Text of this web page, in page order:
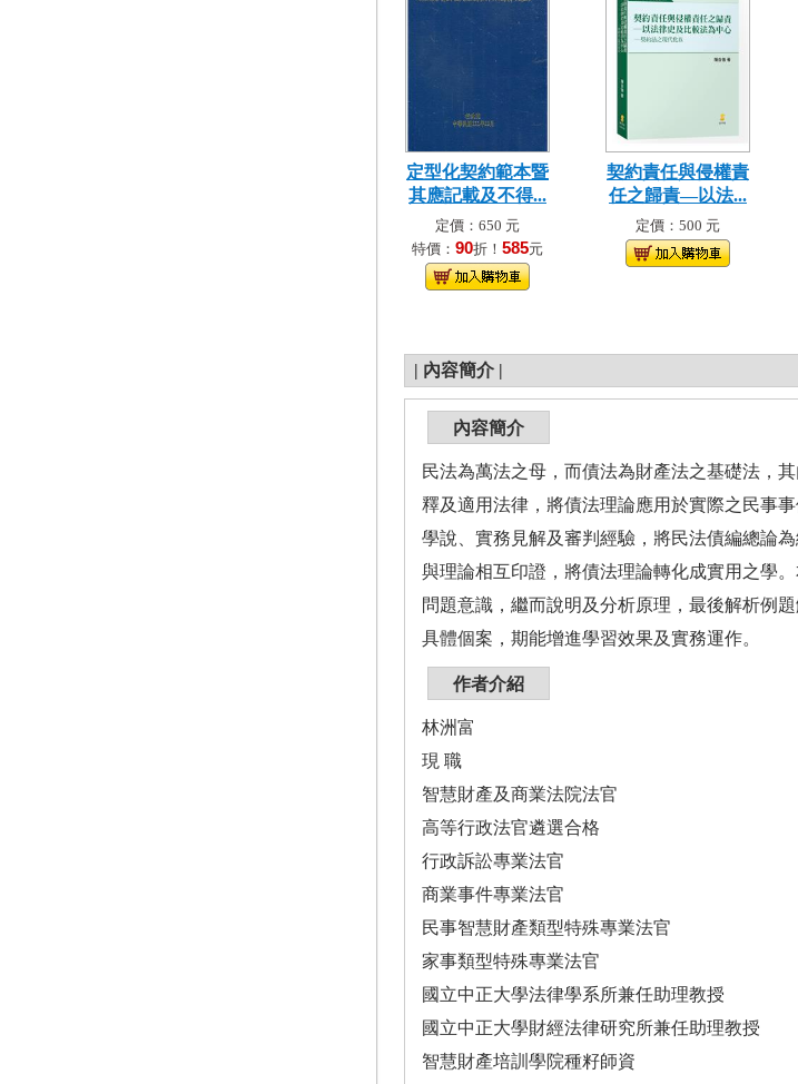
定型化契約範本暨
其應記載及不得...
定價：650 元
特價： 90折！ 585元
契約責任與侵權責
任之歸責—以法...
定價：500 元
| 內容簡介 |
內容簡介
民法為萬法之母，而債法為財產法之基礎法，
釋及適用法律，將債法理論應用於實際之民事
學說、實務見解及審判經驗，將民法債編總論
與理論相互印證，將債法理論轉化成實用之學
問題意識，繼而說明及分析原理，最後解析例
具體個案，期能增進學習效果及實務運作。
作者介紹
林洲富
現 職
智慧財產及商業法院法官
高等行政法官遴選合格
行政訴訟專業法官
商業事件專業法官
民事智慧財產類型特殊專業法官
家事類型特殊專業法官
國立中正大學法律學系所兼任助理教授
國立中正大學財經法律研究所兼任助理教授
智慧財產培訓學院種籽師資